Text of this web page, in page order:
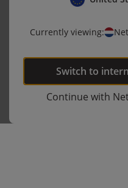
Currently viewing:
Switch to
Continue with